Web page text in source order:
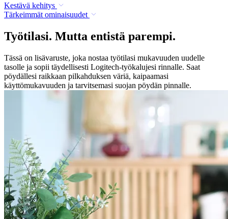
Kestävä kehitys
Tärkeimmät ominaisuudet
Työtilasi. Mutta entistä parempi.
Tässä on lisävaruste, joka nostaa työtilasi mukavuuden uudelle
tasolle ja sopii täydellisesti Logitech-työkalujesi rinnalle. Saat
pöydällesi raikkaan pilkahduksen väriä, kaipaamasi
käyttömukavuuden ja tarvitsemasi suojan pöydän pinnalle.